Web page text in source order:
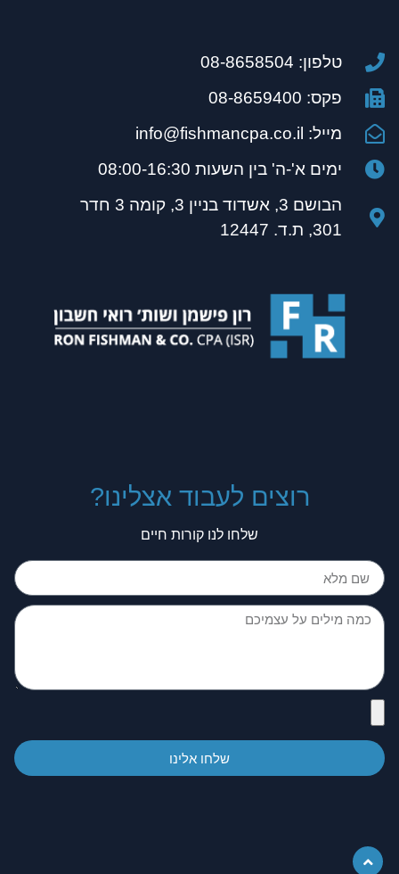
טלפון: 08-8658504
פקס: 08-8659400
מייל: info@fishmancpa.co.il
ימים א'-ה' בין השעות 08:00-16:30
הבושם 3, אשדוד בניין 3, קומה 3 חדר
301, ת.ד. 12447
רוצים לעבוד אצלינו?
שלחו לנו קורות חיים
שלחו אלינו